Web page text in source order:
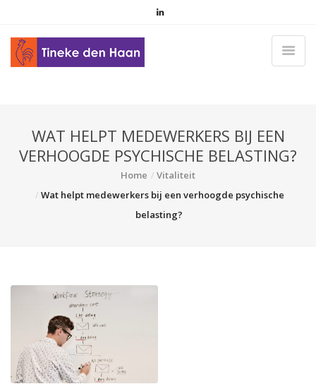
WAT HELPT MEDEWERKERS BIJ EEN
VERHOOGDE PSYCHISCHE BELASTING?
Home
Vitaliteit
Wat helpt medewerkers bij een verhoogde psychische
belasting?